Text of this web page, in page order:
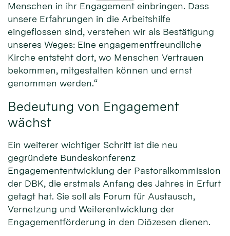
Menschen in ihr Engagement einbringen. Dass
unsere Erfahrungen in die Arbeitshilfe
eingeflossen sind, verstehen wir als Bestätigung
unseres Weges: Eine engagementfreundliche
Kirche entsteht dort, wo Menschen Vertrauen
bekommen, mitgestalten können und ernst
genommen werden.“
Bedeutung von Engagement
wächst
Ein weiterer wichtiger Schritt ist die neu
gegründete Bundeskonferenz
Engagemententwicklung der Pastoralkommission
der DBK, die erstmals Anfang des Jahres in Erfurt
getagt hat. Sie soll als Forum für Austausch,
Vernetzung und Weiterentwicklung der
Engagementförderung in den Diözesen dienen.